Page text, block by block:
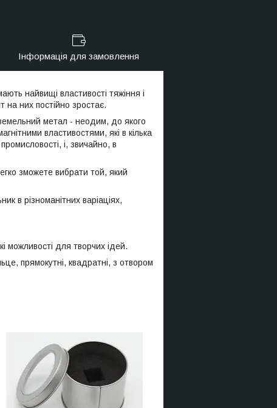
Інформація для замовлення
найвищі властивості тяжіння і
на них постійно зростає.
метал - неодим, до якого
властивостями, які в кілька
і, звичайно, в
зможете вибрати той, який
в різноманітних варіаціях,
можливості для творчих ідей.
прямокутні, квадратні, з отвором